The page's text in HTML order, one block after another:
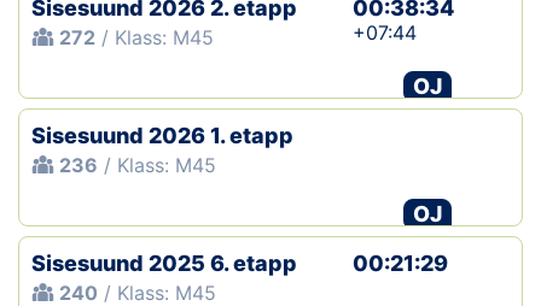
Sisesuund 2026 2. etapp
272 / Klass: M45
00:38:34
+07:44
OJ
Sisesuund 2026 1. etapp
236 / Klass: M45
OJ
Sisesuund 2025 6. etapp
240 / Klass: M45
00:21:29